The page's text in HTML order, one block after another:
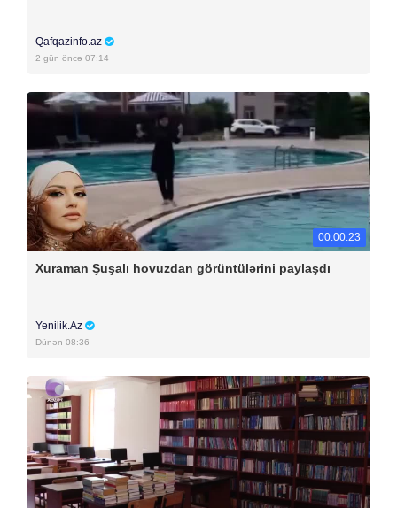
Qafqazinfo.az
2 gün öncə 07:14
00:00:23
Xuraman Şuşalı hovuzdan görüntülərini paylaşdı
Yenilik.Az
Dünən 08:36